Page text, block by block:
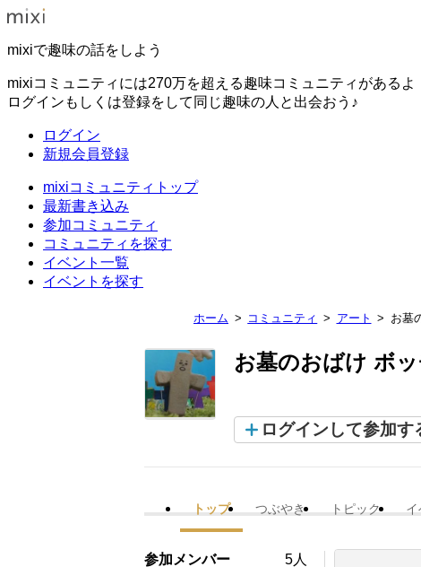
mixiで趣味の話をしよう
mixiコミュニティには270万を超える趣味コミュニティがあるよ
ログインもしくは登録をして同じ趣味の人と出会おう♪
ログイン
新規会員登録
mixiコミュニティトップ
最新書き込み
参加コミュニティ
コミュニティを探す
イベント一覧
イベントを探す
ホーム コミュニティ アート お墓
お墓のおばけ ボ
ログインして参加す
トップ つぶやき トピック
参加メンバー 5人